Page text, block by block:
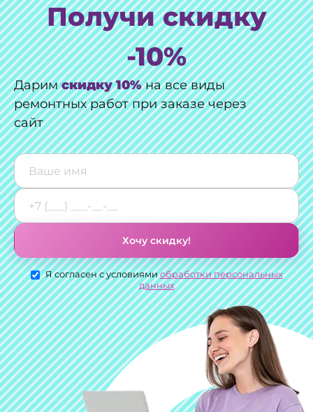
Получи скидку
-10%
Даримскидку 10%на все виды
ремонтных работ при заказе через
сайт
Хочу скидку!
Я согласен с условиямиобработки персональных
данных